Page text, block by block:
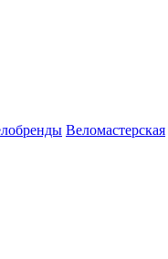
Веломастерская